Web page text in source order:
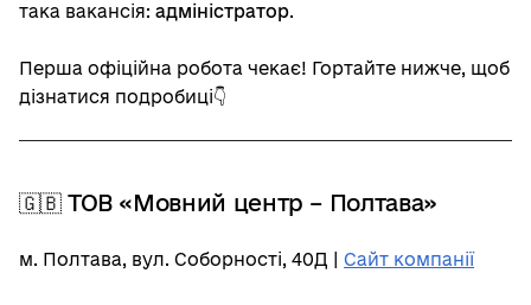
така вакансія: адміністратор.
Перша офіційна робота чекає! Гортайте нижче, щоб
дізнатися подробиці👇
🇬🇧 ТОВ «Мовний центр – Полтава»
м. Полтава, вул. Соборності, 40Д | Сайт компанії